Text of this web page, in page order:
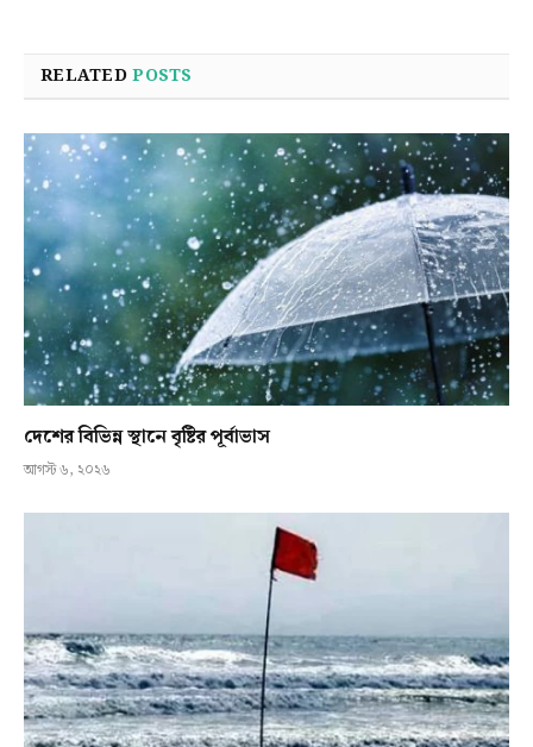
RELATEDPOSTS
দেশের বিভিন্ন স্থানে বৃষ্টির পূর্বাভাস
আগস্ট ৬, ২০২৬